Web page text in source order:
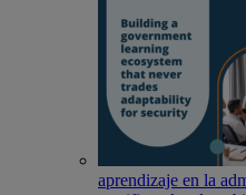
aprendizaje en la